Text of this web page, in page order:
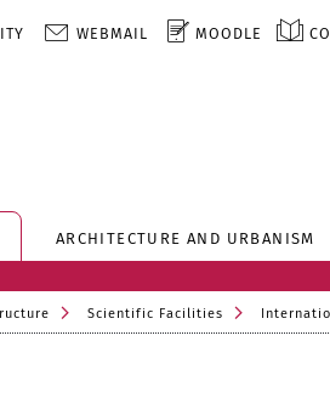
WEBMAIL MOODLE
ARCHITECTURE AND URBANISM
Scientific Facilities